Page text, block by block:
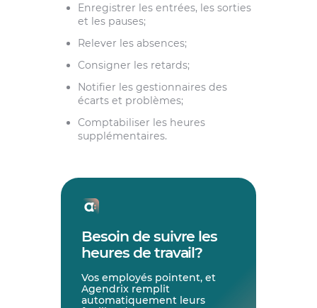
Enregistrer les entrées, les sorties
et les pauses;
Relever les absences;
Consigner les retards;
Notifier les gestionnaires des
écarts et problèmes;
Comptabiliser les heures
supplémentaires.
Besoin de suivre les
heures de travail?
Vos employés pointent, et
Agendrix remplit
automatiquement leurs